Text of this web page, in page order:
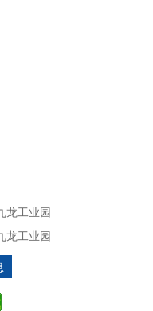
龙工业园
龙工业园